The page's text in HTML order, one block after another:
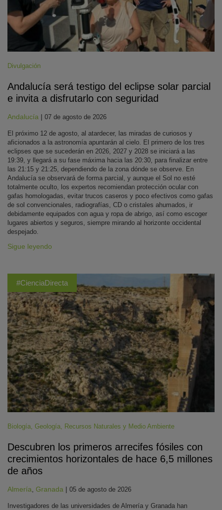
Divulgación
Andalucía será testigo del eclipse solar parcial
e invita a disfrutarlo con seguridad
Andalucía | 07 de agosto de 2026
El próximo 12 de agosto, al atardecer, las miradas de curiosos y
aficionados a la astronomía apuntarán al cielo. El primero de los tres
eclipses que se sucederán en 2026, 2027 y 2028 se iniciará a las
19:39, y llegará a su fase máxima hacia las 20:30, para finalizar entre
las 21:15 y 21:25, dependiendo de la zona dónde se observe. En
Andalucía se observará de forma parcial, y aunque el Sol no esté
totalmente oculto, los expertos recomiendan protección ocular con
gafas homologadas, evitar trucos caseros y poco efectivos como gafas
de sol convencionales, radiografías, CD o cristales ahumados, ir
debidamente equipados con agua y ropa de abrigo, así como escoger
lugares abiertos y seguros, siempre mirando al horizonte occidental
despejado.
Sigue leyendo
#CienciaDirecta
Biología Geología Recursos Naturales y Medio Ambiente
Descubren los primeros arrecifes fósiles con
crecimientos horizontales de hace 6,5 millones
de años
Almería Granada | 05 de agosto de 2026
Investigadores de las universidades de Almería y Granada han